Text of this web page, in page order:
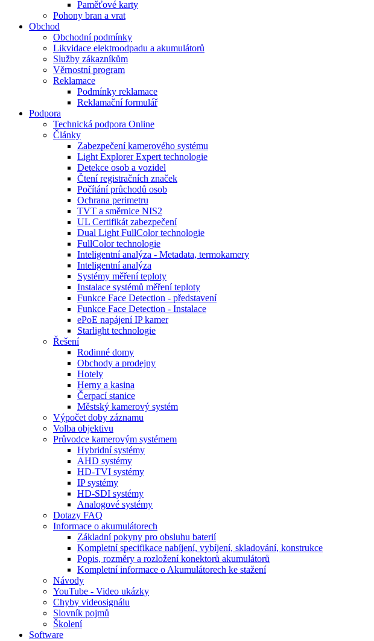
Paměťové karty
Pohony bran a vrat
Obchod
Obchodní podmínky
Likvidace elektroodpadu a akumulátorů
Služby zákazníkům
Věrnostní program
Reklamace
Podmínky reklamace
Reklamační formulář
Podpora
Technická podpora Online
Články
Zabezpečení kamerového systému
Light Explorer Expert technologie
Detekce osob a vozidel
Čtení registračních značek
Počítání průchodů osob
Ochrana perimetru
TVT a směrnice NIS2
UL Certifikát zabezpečení
Dual Light FullColor technologie
FullColor technologie
Inteligentní analýza - Metadata, termokamery
Inteligentní analýza
Systémy měření teploty
Instalace systémů měření teploty
Funkce Face Detection - představení
Funkce Face Detection - Instalace
ePoE napájení IP kamer
Starlight technologie
Řešení
Rodinné domy
Obchody a prodejny
Hotely
Herny a kasina
Čerpací stanice
Městský kamerový systém
Výpočet doby záznamu
Volba objektivu
Průvodce kamerovým systémem
Hybridní systémy
AHD systémy
HD-TVI systémy
IP systémy
HD-SDI systémy
Analogové systémy
Dotazy FAQ
Informace o akumulátorech
Základní pokyny pro obsluhu baterií
Kompletní specifikace nabíjení, vybíjení, skladování, konstrukce
Popis, rozměry a rozložení konektorů akumulátorů
Kompletní informace o Akumulátorech ke stažení
Návody
YouTube - Video ukázky
Chyby videosignálu
Slovník pojmů
Školení
Software